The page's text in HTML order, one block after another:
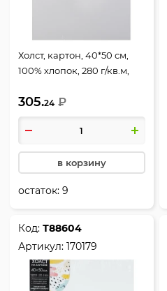
Холст, картон, 40*50 см,
100% хлопок, 280 г/кв.м,
studio, deVENTE, 8150305
305.24 ₽
в корзину
остаток:9
Код:Т88604
Артикул:170179